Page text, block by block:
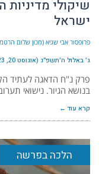
שיקולי
ישראל
פרופסור אבי שגיא (מכון שלום
ג׳ באלול ה׳תשפ״ג (אוגוסט 20, 2023)
פרק נ"ח הדאגה לעתיד
בנושא הגיור. נישואי
קרא עוד ←
הלכה בפרשה